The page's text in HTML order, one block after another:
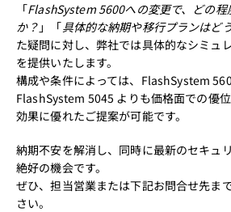
「FlashSystem 5600への変更で、どの
か？ 」「具体的な納期や移行プランはど
た疑問に対し、弊社では具体的なシミュ
を提供いたします。
構成や条件によっては、FlashSystem
FlashSystem 5045 よりも価格面での優
効果に優れたご提案が可能です。
納期不安を解消し、同時に最新のセキュ
絶好の機会です。
ぜひ、担当営業または下記お問合せ先ま
さい。